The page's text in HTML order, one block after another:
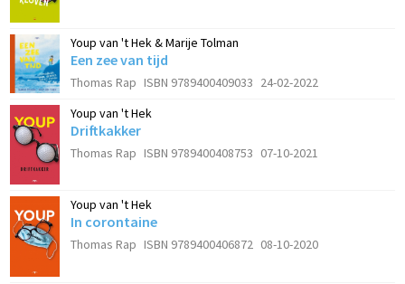
Youp van 't Hek & Marije Tolman
Een zee van tijd
Thomas Rap ISBN 9789400409033 24-02-2022
Youp van 't Hek
Driftkakker
Thomas Rap ISBN 9789400408753 07-10-2021
Youp van 't Hek
In corontaine
Thomas Rap ISBN 9789400406872 08-10-2020